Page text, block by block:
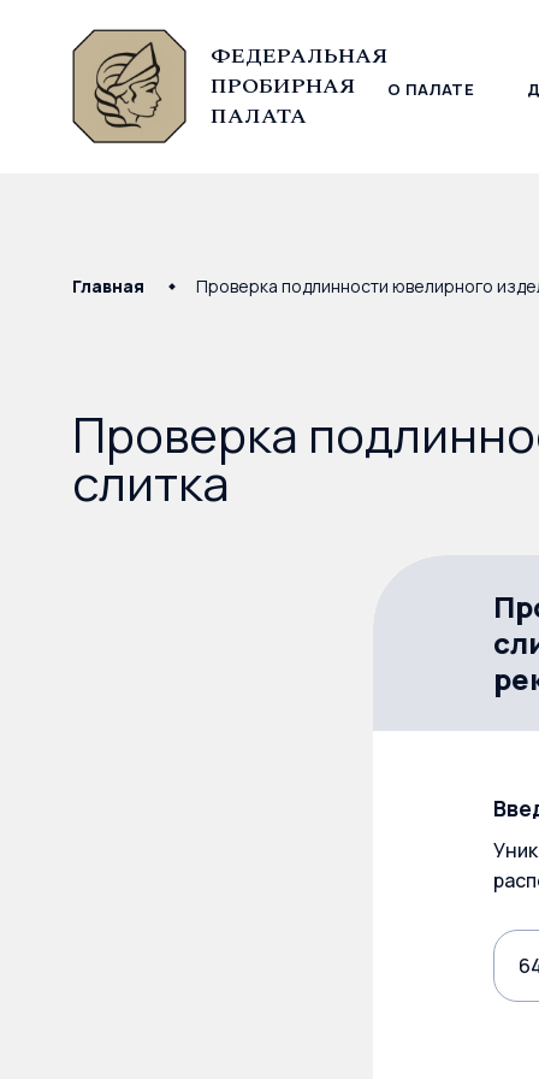
ФЕДЕРАЛЬНАЯ
ПРОБИРНАЯ
ПАЛАТА
О ПАЛАТЕ
© Федеральная пробирная палата, 2026
Главная Проверка подлинности ювелирного
Проверка
слитка